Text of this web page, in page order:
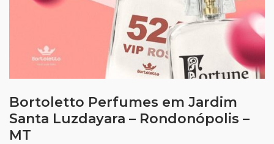
Bortoletto Perfumes em Jardim
Santa Luzdayara – Rondonópolis –
MT